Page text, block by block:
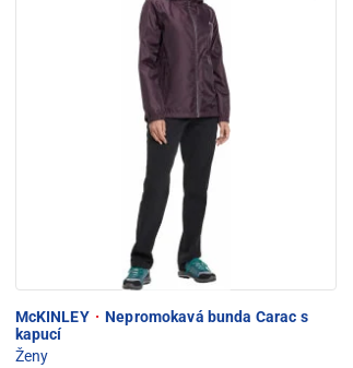
McKINLEY · Nepromokavá bunda Carac s
kapucí
Ženy